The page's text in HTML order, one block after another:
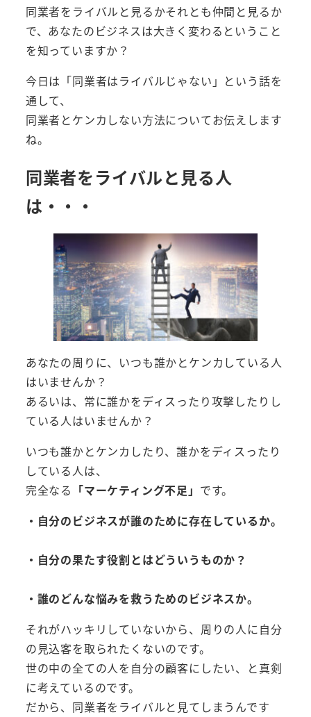
同業者をライバルと見るかそれとも仲間と見るか
で、あなたのビジネスは大きく変わるということ
を知っていますか？
今日は「同業者はライバルじゃない」という話を
通して、
同業者とケンカしない方法についてお伝えします
ね。
同業者をライバルと見る人
は・・・
あなたの周りに、いつも誰かとケンカしている人
はいませんか？
あるいは、常に誰かをディスったり攻撃したりし
ている人はいませんか？
いつも誰かとケンカしたり、誰かをディスったり
している人は、
完全なる 「マーケティング不足」 です。
・自分のビジネスが誰のために存在しているか。
・自分の果たす役割とはどういうものか？
・誰のどんな悩みを救うためのビジネスか。
それがハッキリしていないから、周りの人に自分
の見込客を取られたくないのです。
世の中の全ての人を自分の顧客にしたい、と真剣
に考えているのです。
だから、同業者をライバルと見てしまうんです